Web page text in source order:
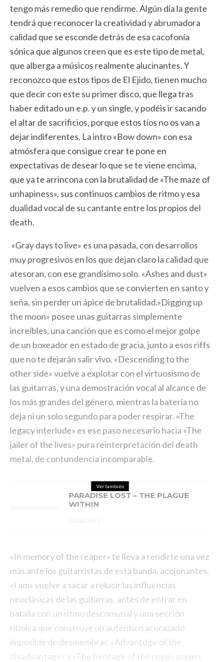
tengo más remedio que rendirme. Algún día la gente
tendrá que reconocer la creatividad y abrumadora
calidad que se esconde detrás de esa cacofonía
sónica que algunos creen que es este tipo de metal,
que alberga a músicos realmente alucinantes. Y
reconozco que estos tipos de El Ejido, tienen mucho
que decir con este su primer disco, que llega tras
haber editado un e.p. y un single, y podéis ir sacando
el altar de sacrificios, porque estos tíos no os van a
dejar indiferentes. La intro «Bow down» con esa
atmósfera que consigue crear te pone en
expectativas de desear lo que se te viene encima,
que ya te arrincona con la brutalidad de «The maze of
unhapiness», sus continuos cambios de ritmo y esa
dualidad vocal de su cantante entre los propios del
death.
«Gray days to live» es una pasada, con desarrollos
muy progresivos en los que dejan claro la calidad que
atesoran, con ese grandísimo solo. «Ashes and dust»
vuelven a esos cambios que se convierten en santo y
seña, sin perder un ápice de brutalidad.»Digging up
the moon» posee unas guitarras simplemente
increíbles, una canción que es como el mejor golpe
de un boxeador en estado de gracia, junto a esos riffs
que no te dejarán salir vivo. «Descending to the
other side» vuelve a explotar con el virtuosismo de
las guitarras, y una demostración vocal al alcance de
los más grandes del género, mientras la batería no
deja ni un solo segundo para poder respirar. «The
legacy interlude» es ese paso necesario hacia «The
jailer of the lives» pura reinterpretación del death
metal, de contundencia incomparable.
Ver también
PARADISE LOST – THE PLAGUE
WITHIN
«In memory of the reaper» te lleva a rendirte una vez
más ante los guitarristas de esta banda, acojonantes.
«I am» vuelve a sacar a relucir las influencias
neoclásicas de las guitarras, antes de entrar en
batalla con un ritmo descomunal y una sección
rítmica que construye un auténtico acorazado
imposible de desmembrar. «Advantdge of the
disadvantage» y «The heritage of the royal» ponen